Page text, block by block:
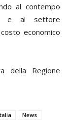
al contempo
e al settore
economico
della Regione
News